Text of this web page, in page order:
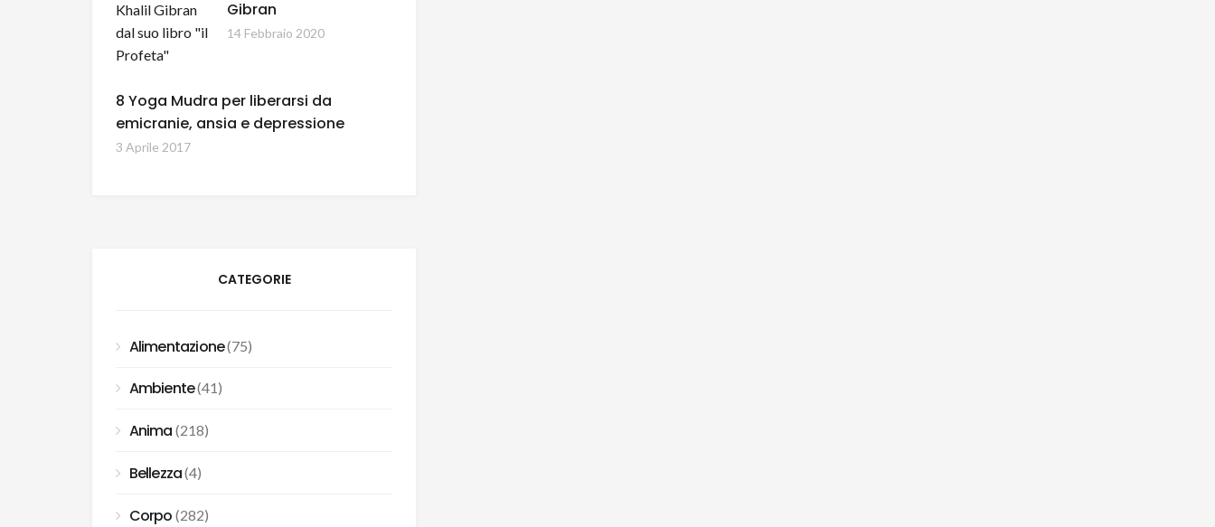
Gibran
14 Febbraio 2020
8 Yoga Mudra per liberarsi da
emicranie, ansia e depressione
3 Aprile 2017
CATEGORIE
Alimentazione(75)
Ambiente(41)
Anima (218)
Bellezza(4)
Corpo (282)